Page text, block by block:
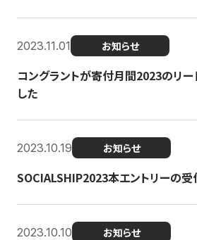
2023.11.01 お知らせ
コングラントが寄付月間2023のリー
した
2023.10.19 お知らせ
SOCIALSHIP2023本エントリーの受
2023.10.10 お知らせ